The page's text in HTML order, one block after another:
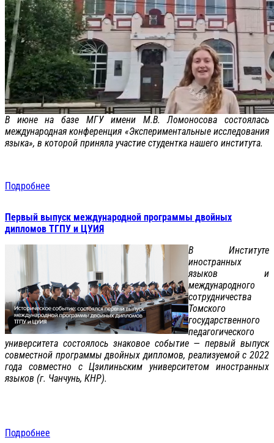
В июне на базе МГУ имени М.В. Ломоносова состоялась
международная конференция «Экспериментальные исследования
языка», в которой приняла участие студентка нашего института.
Подробнее
Первый выпуск международной программы двойных
дипломов ТГПУ и ЦУИЯ
В Институте
иностранных
языков и
международного
сотрудничества
Томского
государственного
педагогического
университета состоялось знаковое событие — первый выпуск
совместной программы двойных дипломов, реализуемой с 2022
года совместно с Цзилиньским университетом иностранных
языков (г. Чанчунь, КНР).
Подробнее